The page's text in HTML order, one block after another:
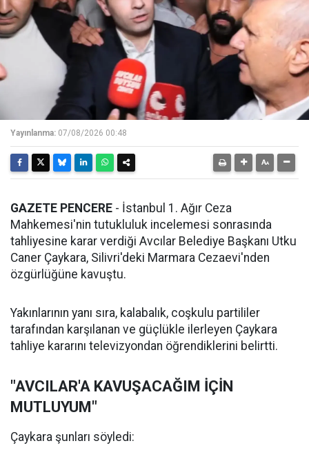
Yayınlanma: 07/08/2026 00:48
GAZETE PENCERE - İstanbul 1. Ağır Ceza
Mahkemesi'nin tutukluluk incelemesi sonrasında
tahliyesine karar verdiği Avcılar Belediye Başkanı Utku
Caner Çaykara, Silivri'deki Marmara Cezaevi'nden
özgürlüğüne kavuştu.
Yakınlarının yanı sıra, kalabalık, coşkulu partililer
tarafından karşılanan ve güçlükle ilerleyen Çaykara
tahliye kararını televizyondan öğrendiklerini belirtti.
"AVCILAR'A KAVUŞACAĞIM İÇİN
MUTLUYUM"
Çaykara şunları söyledi: